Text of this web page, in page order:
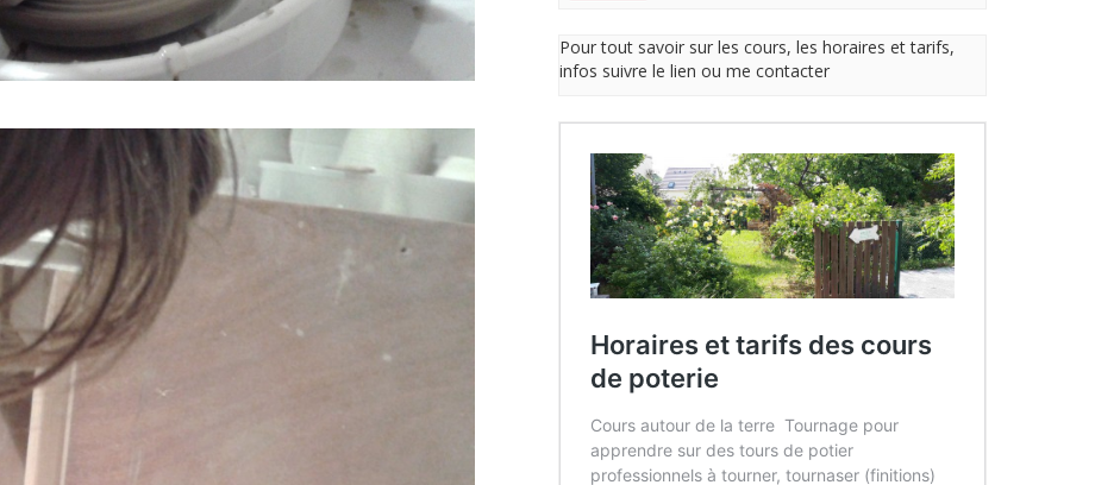
Pour tout savoir sur les cours, les horaires et tarifs,
infos suivre le lien ou me contacter